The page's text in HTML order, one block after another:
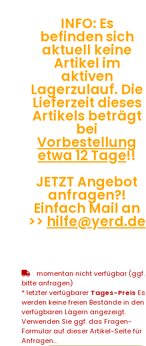
INFO: Es
befinden sich
aktuell keine
Artikel im
aktiven
Lagerzulauf. Die
Lieferzeit dieses
Artikels beträgt
bei
Vorbestellung
etwa 12 Tage!!
JETZT Angebot
anfragen?!
Einfach Mail an
>> hilfe@yerd.de
momentan nicht verfügbar (ggf.
bitte anfragen)
* letzter verfügbarer Tages-Preis Es
werden keine freien Bestände in den
verfügbaren Lägern angezeigt.
Verwenden Sie ggf. das Fragen-
Formular auf dieser Artikel-Seite für
Anfragen...